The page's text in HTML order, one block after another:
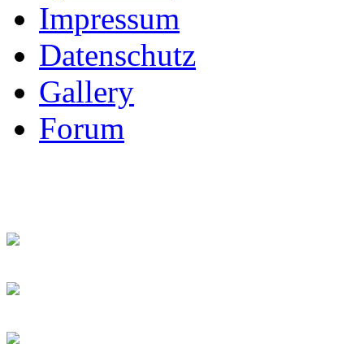
Impressum
Datenschutz
Gallery
Forum